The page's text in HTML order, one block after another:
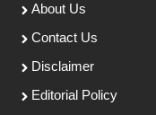
About Us
Contact Us
Disclaimer
Editorial Policy